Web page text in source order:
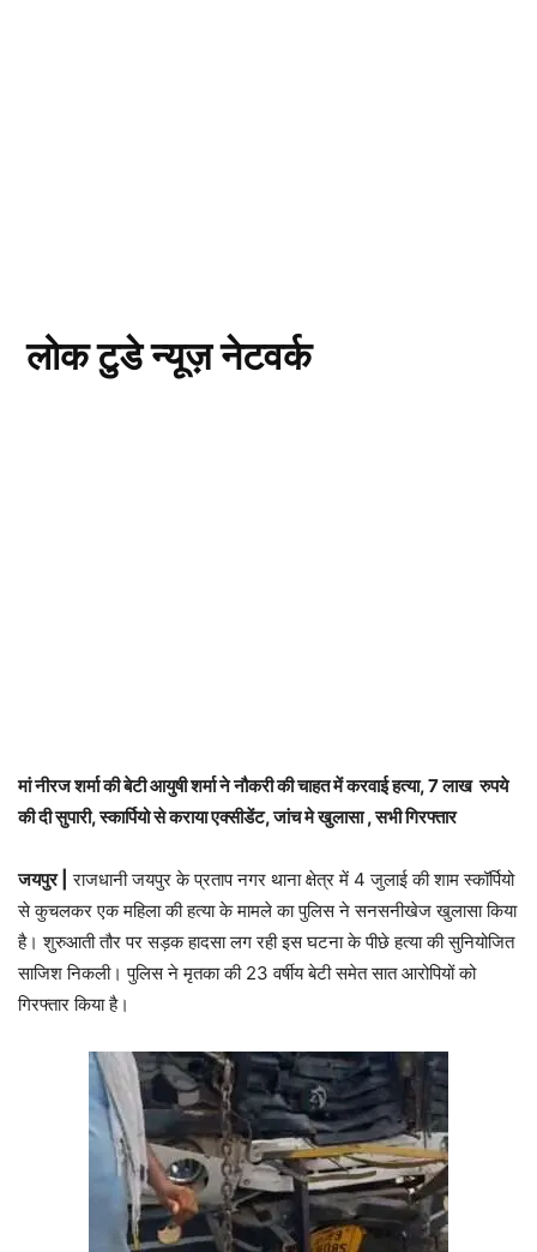
लोक टुडे न्यूज़ नेटवर्क
मां नीरज शर्मा की बेटी आयुषी शर्मा ने नौकरी की चाहत में करवाई हत्या, 7 लाख रुपये
की दी सुपारी, स्कार्पियो से कराया एक्सीडेंट, जांच मे खुलासा , सभी गिरफ्तार
जयपुर | राजधानी जयपुर के प्रताप नगर थाना क्षेत्र में 4 जुलाई की शाम स्कॉर्पियो
से कुचलकर एक महिला की हत्या के मामले का पुलिस ने सनसनीखेज खुलासा किया
है। शुरुआती तौर पर सड़क हादसा लग रही इस घटना के पीछे हत्या की सुनियोजित
साजिश निकली। पुलिस ने मृतका की 23 वर्षीय बेटी समेत सात आरोपियों को
गिरफ्तार किया है।